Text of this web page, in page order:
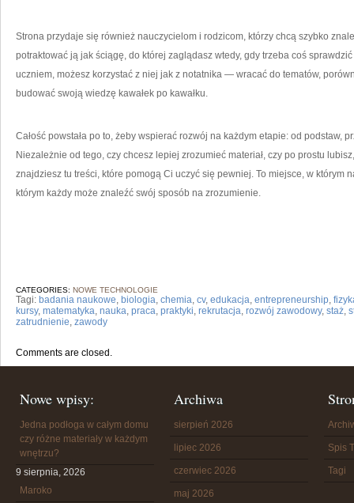
Strona przydaje się również nauczycielom i rodzicom, którzy chcą szybko
potraktować ją jak ściągę, do której zaglądasz wtedy, gdy trzeba coś
uczniem, możesz korzystać z niej jak z notatnika — wracać do tematów,
budować swoją wiedzę kawałek po kawałku.
Całość powstała po to, żeby wspierać rozwój na każdym etapie: od podstaw,
Niezależnie od tego, czy chcesz lepiej zrozumieć materiał, czy po prostu
znajdziesz tu treści, które pomogą Ci uczyć się pewniej. To miejsce, w
którym każdy może znaleźć swój sposób na zrozumienie.
CATEGORIES: NOWE TECHNOLOGIE
Tagi: badania naukowe, biologia, chemia, cv, edukacja, entrepreneurship,
kursy, matematyka, nauka, praca, praktyki, rekrutacja, rozwój zawodowy, staż,
zatrudnienie, zawody
Comments are closed.
Nowe wpisy:
Jedna podłoga w całym domu
czy różne materiały w każdym
wnętrzu?
9 sierpnia, 2026
Maroko
Archiwa
sierpień 2026
lipiec 2026
czerwiec 2026
maj 2026
Spis
Tagi